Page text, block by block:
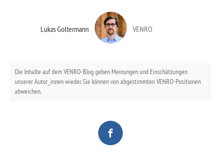
Lukas Goltermann VENRO
Die Inhalte auf dem VENRO-Blog geben Meinungen und Einschätzungen
unserer Autor_innen wieder. Sie können von abgestimmten VENRO-Positionen
abweichen.